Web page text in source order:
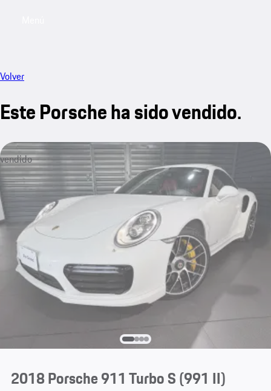
Volver
Este Porsche ha sido vendido.
vendido
2018 Porsche 911 Turbo S(991 II)